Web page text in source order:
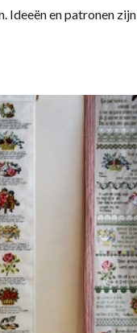
Ideeën en patronen zijn